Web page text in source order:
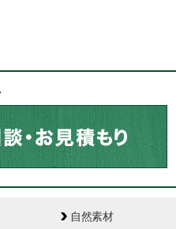
自然素材